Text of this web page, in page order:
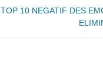
TOP 10 NEGATIF DES